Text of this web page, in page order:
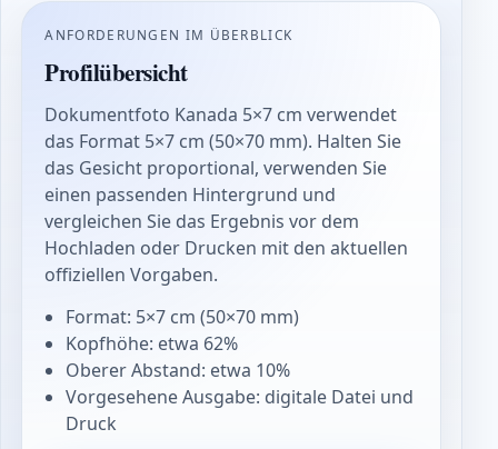
ANFORDERUNGEN IM ÜBERBLICK
Profilübersicht
Dokumentfoto Kanada 5×7 cm verwendet
das Format 5×7 cm (50×70 mm). Halten Sie
das Gesicht proportional, verwenden Sie
einen passenden Hintergrund und
vergleichen Sie das Ergebnis vor dem
Hochladen oder Drucken mit den aktuellen
offiziellen Vorgaben.
Format: 5×7 cm (50×70 mm)
Kopfhöhe: etwa 62%
Oberer Abstand: etwa 10%
Vorgesehene Ausgabe: digitale Datei und
Druck